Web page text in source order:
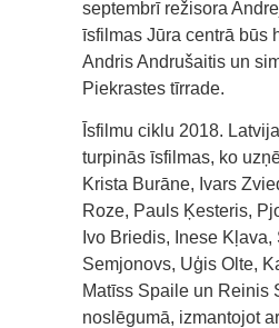
septembrī režisora
īsfilmas Jūra centrā būs
Andris Andrušaitis un
Piekrastes tīrrade.
Īsfilmu ciklu 2018.
turpinās īsfilmas, ko
Krista Burāne, Ivars
Roze, Pauls Ķesteris,
Ivo Briedis, Inese Kļava,
Semjonovs, Uģis Olte,
Matīss Spaile un Reinis
noslēgumā, izmantojot